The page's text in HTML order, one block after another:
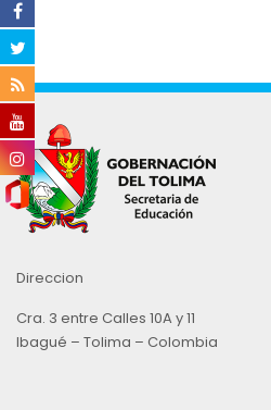
Direccion
Cra. 3 entre Calles 10A y 11
Ibagué – Tolima – Colombia